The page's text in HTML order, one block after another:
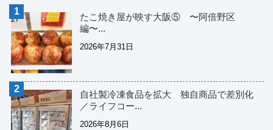
たこ焼き屋が映す大阪⑤ 〜阿倍野区
編〜...
2026年7月31日
自社製冷凍食品を拡大 独自商品で差別化
／ライフコー...
2026年8月6日